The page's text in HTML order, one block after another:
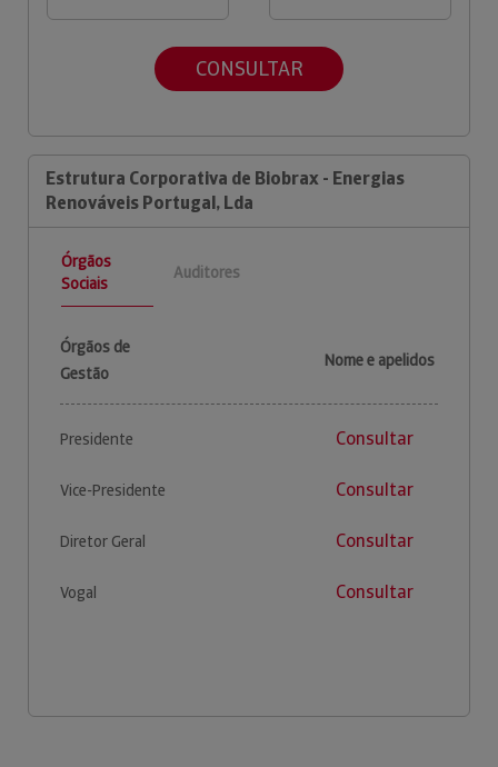
CONSULTAR
Estrutura Corporativa de Biobrax - Energias
Renováveis Portugal, Lda
Órgãos
Sociais
Auditores
Órgãos de
Gestão
Nome e apelidos
Presidente Consultar
Vice-Presidente Consultar
Diretor Geral Consultar
Vogal Consultar